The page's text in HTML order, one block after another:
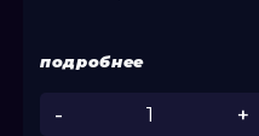
подробнее
- +